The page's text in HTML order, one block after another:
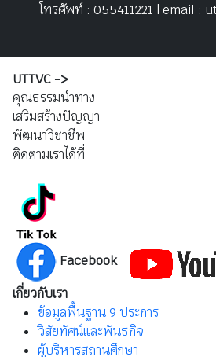
โทรศัพท์ : 055411221 | email :
UTTVC ->
คุณธรรมนำทาง
เสริมสร้างปัญญา
พัฒนาวิชาชีพ
ติดตามเราได้ที่
Facebook
เกี่ยวกับเรา
ข้อมูลพื้นฐาน 9 ประการ
วิสัยทัศน์และพันธกิจ
ผู้บริหารสถานศึกษา